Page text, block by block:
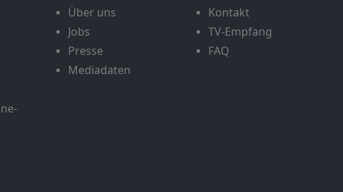
Über uns
Jobs
Presse
Mediadaten
Kontakt
TV-Empfang
FAQ